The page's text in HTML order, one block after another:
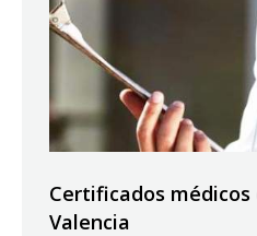
Certificados
Valencia